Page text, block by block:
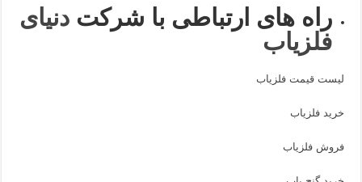
راه های ارتباطی با شرکت دنیای
فلزیاب
لیست قیمت فلزیاب
خرید فلزیاب
فروش فلزیاب